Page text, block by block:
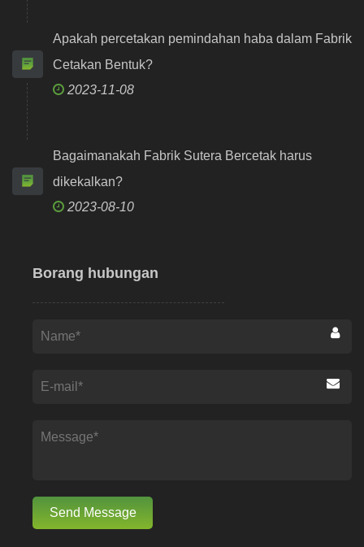
Apakah percetakan pemindahan haba dalam Fabrik
Cetakan Bentuk?
2023-11-08
Bagaimanakah Fabrik Sutera Bercetak harus
dikekalkan?
2023-08-10
Borang hubungan